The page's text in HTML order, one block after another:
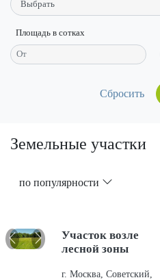
Площадь в сотках
Земельные участки
по популярности
Участок возле
лесной зоны
г. Москва, Советский,